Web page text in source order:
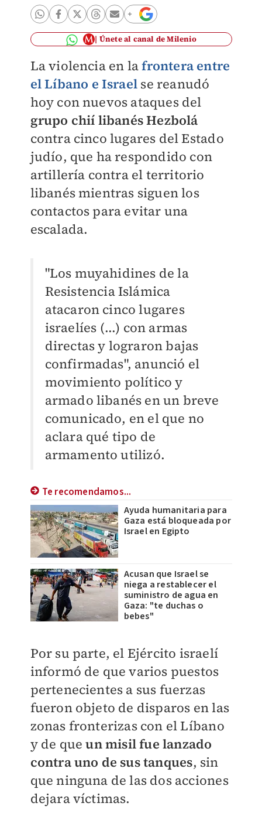
Únete al canal de Milenio
La violencia en lafrontera entre
el Líbano e Israel se reanudó
hoy con nuevos ataques del
grupo chií libanés Hezbolá
contra cinco lugares del Estado
judío, que ha respondido con
artillería contra el territorio
libanés mientras siguen los
contactos para evitar una
escalada.
"Los muyahidines de la
Resistencia Islámica
atacaron cinco lugares
israelíes (...) con armas
directas y lograron bajas
confirmadas", anunció el
movimiento político y
armado libanés en un breve
comunicado, en el que no
aclara qué tipo de
armamento utilizó.
Te recomendamos...
Ayuda humanitaria para
Gaza está bloqueada por
Israel en Egipto
Acusan que Israel se
niega a restablecer el
suministro de agua en
Gaza: "te duchas o
bebes"
Por su parte, el Ejército israelí
informó de que varios puestos
pertenecientes a sus fuerzas
fueron objeto de disparos en las
zonas fronterizas con el Líbano
y de queun misil fue lanzado
contra uno de sus tanques, sin
que ninguna de las dos acciones
dejara víctimas.